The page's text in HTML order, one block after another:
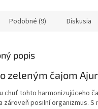
Podobné (9) Diskusia
popis
zeleným čajom
chuť tohto harmonizujúceho
zároveň posilní organizmus. S